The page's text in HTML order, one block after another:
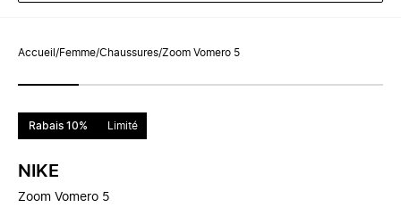
Accueil /Femme/Chaussures/Zoom Vomero 5
Rabais 10% Limité
NIKE
Zoom Vomero 5